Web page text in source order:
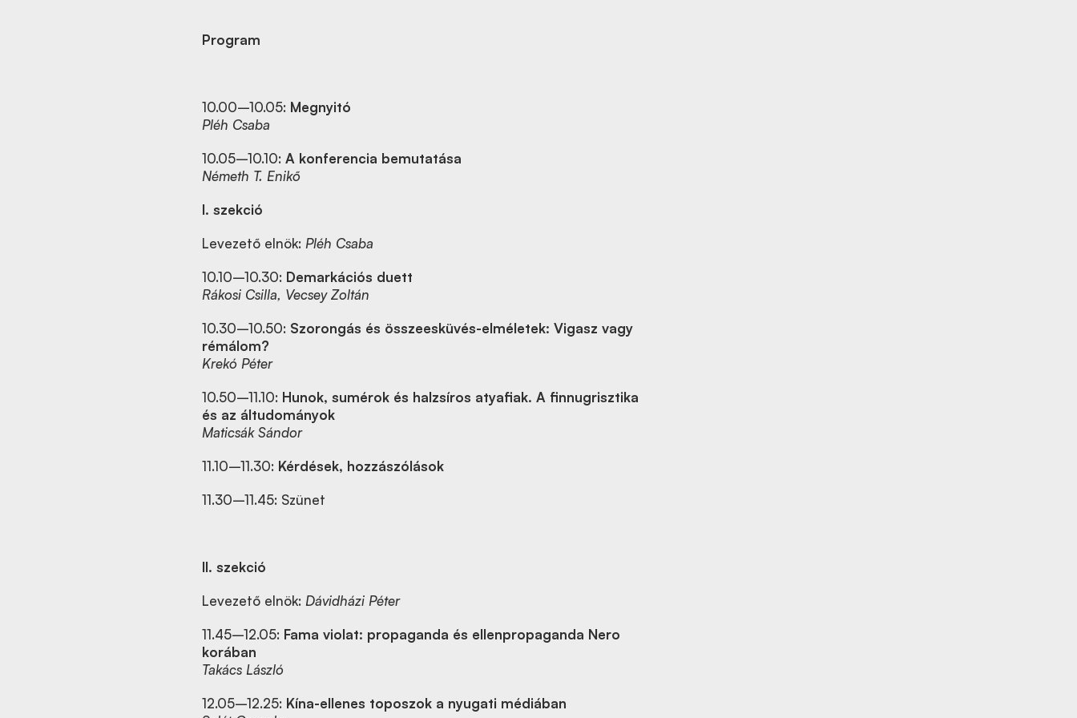
Program
10.00–10.05: Megnyitó
Pléh Csaba
10.05–10.10: A konferencia bemutatása
Németh T. Enikő
I. szekció
Levezető elnök: Pléh Csaba
10.10–10.30: Demarkációs duett
Rákosi Csilla, Vecsey Zoltán
10.30–10.50: Szorongás és összeesküvés-elméletek: Vigasz vagy
rémálom?
Krekó Péter
10.50–11.10: Hunok, sumérok és halzsíros atyafiak. A finnugrisztika
és az áltudományok
Maticsák Sándor
11.10–11.30: Kérdések, hozzászólások
11.30–11.45: Szünet
II. szekció
Levezető elnök: Dávidházi Péter
11.45–12.05: Fama violat: propaganda és ellenpropaganda Nero
korában
Takács László
12.05–12.25: Kína-ellenes toposzok a nyugati médiában